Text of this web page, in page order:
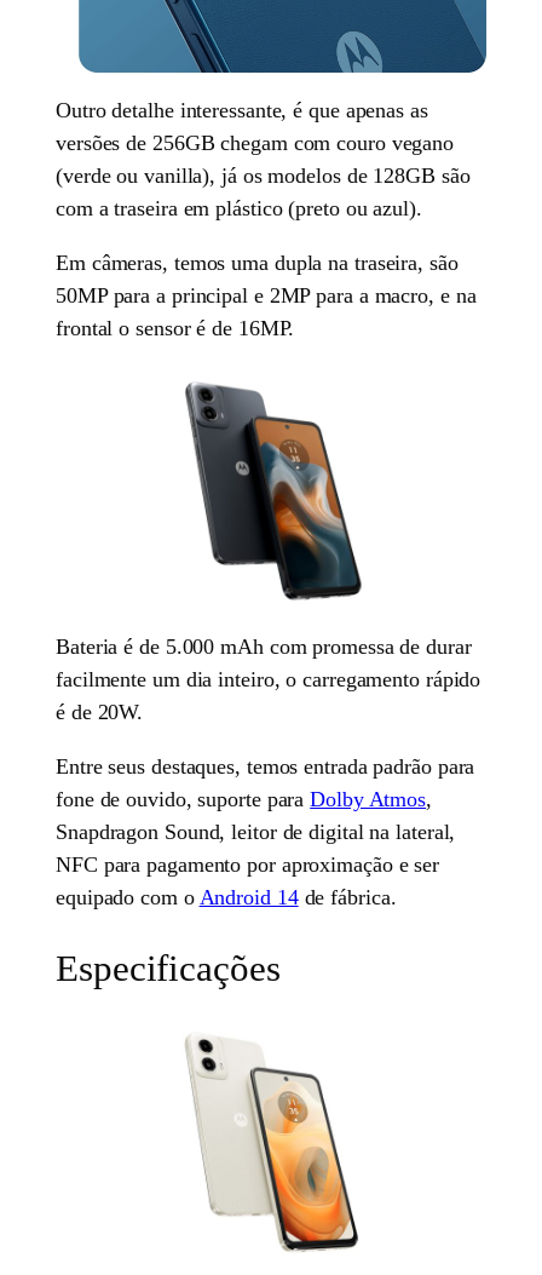
Outro detalhe interessante, é que apenas as
versões de 256GB chegam com couro vegano
(verde ou vanilla), já os modelos de 128GB são
com a traseira em plástico (preto ou azul).
Em câmeras, temos uma dupla na traseira, são
50MP para a principal e 2MP para a macro, e na
frontal o sensor é de 16MP.
Bateria é de 5.000 mAh com promessa de durar
facilmente um dia inteiro, o carregamento rápido
é de 20W.
Entre seus destaques, temos entrada padrão para
fone de ouvido, suporte paraDolby Atmos,
Snapdragon Sound, leitor de digital na lateral,
NFC para pagamento por aproximação e ser
equipado com o Android 14de fábrica.
Especificações